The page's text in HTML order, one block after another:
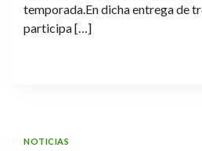
temporada.En dicha entrega de
participa […]
NOTICIAS